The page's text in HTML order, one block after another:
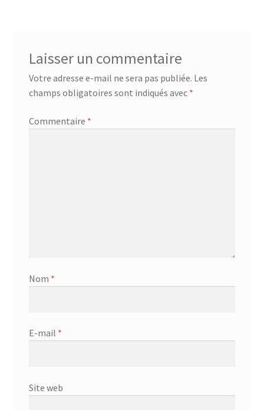
Laisser un commentaire
Votre adresse e-mail ne sera pas publiée. Les
champs obligatoires sont indiqués avec *
Commentaire *
Nom *
E-mail *
Site web